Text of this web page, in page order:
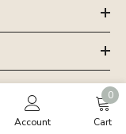
Account Cart
0
0
varer